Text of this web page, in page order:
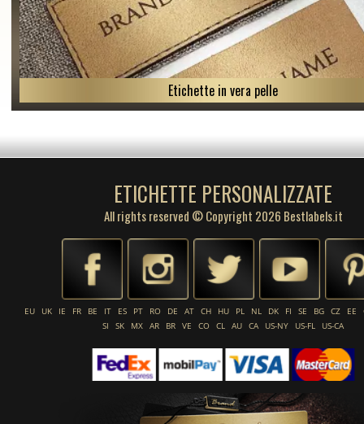
Etichette in vera pelle
ETICHETTE PERSONALIZZATE
All rights reserved © Copyright 2026 Bestlabels.it
EU UK IE FR BE IT ES PT RO DE AT CH HU PL NL DK FI SE BG CZ EE
SI
SK MX AR BR VE CO CL AU CA US-NY US-FL US-CA